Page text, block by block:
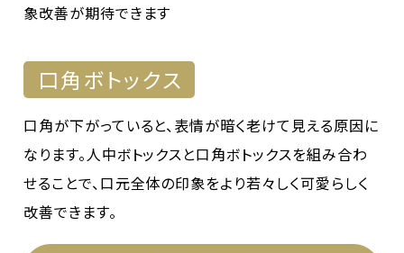
象改善が期待できます
口角ボトックス
口角が下がっていると、表情が暗く老けて見える原因に
なります。人中ボトックスと口角ボトックスを組み合わ
せることで、口元全体の印象をより若々しく可愛らしく
改善できます。